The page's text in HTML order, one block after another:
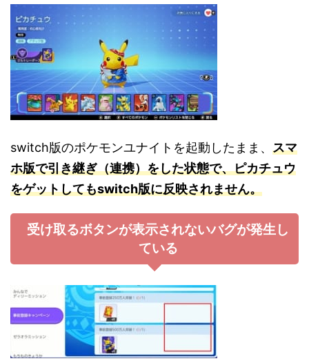
switch版のポケモンユナイトを起動したまま、 スマ
ホ版で引き継ぎ（連携）をした状態で、ピカチュウ
をゲットしてもswitch版に反映されません。
受け取るボタンが表示されないバグが発生し
ている